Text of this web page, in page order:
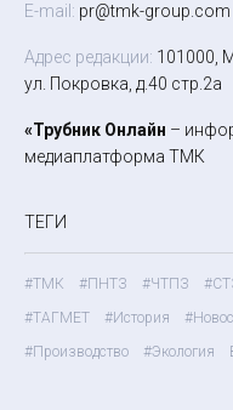
E-mail: pr@tmk-group.com
Адрес редакции: 101000,
ул. Покровка, д.40 стр.2а
«Трубник Онлайн –
медиаплатформа ТМК
ТЕГИ
#ТМК #ПНТЗ #ЧТПЗ
#ТАГМЕТ
#История
#Производство
#Экология